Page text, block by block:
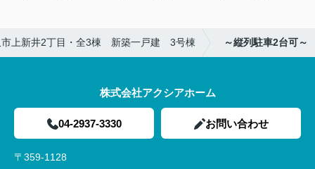
市上新井2丁目・全3棟 新築一戸建 3号棟 ～縦列駐車2台可～
株式会社アクシアホーム
04-2937-3330 お問い合わせ
〒359-1128